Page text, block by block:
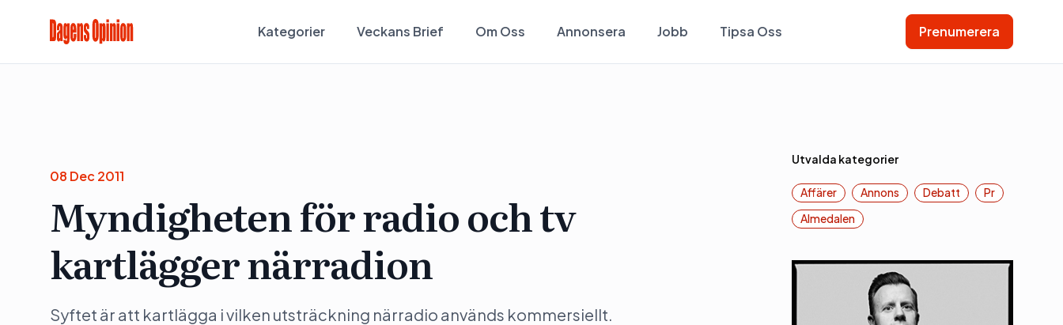
Kategorier Veckans Brief Om Oss Annonsera Jobb Tipsa Oss Prenumerera
08 Dec 2011
Myndigheten för radio och tv
kartlägger närradion
Syftet är att kartlägga i vilken utsträckning närradio används kommersiellt.
Utvalda kategorier
Affärer Annons Debatt
Pr
Almedalen